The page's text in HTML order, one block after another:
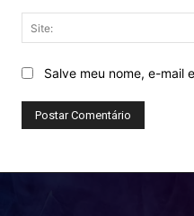
Salve meu nome, e-mail